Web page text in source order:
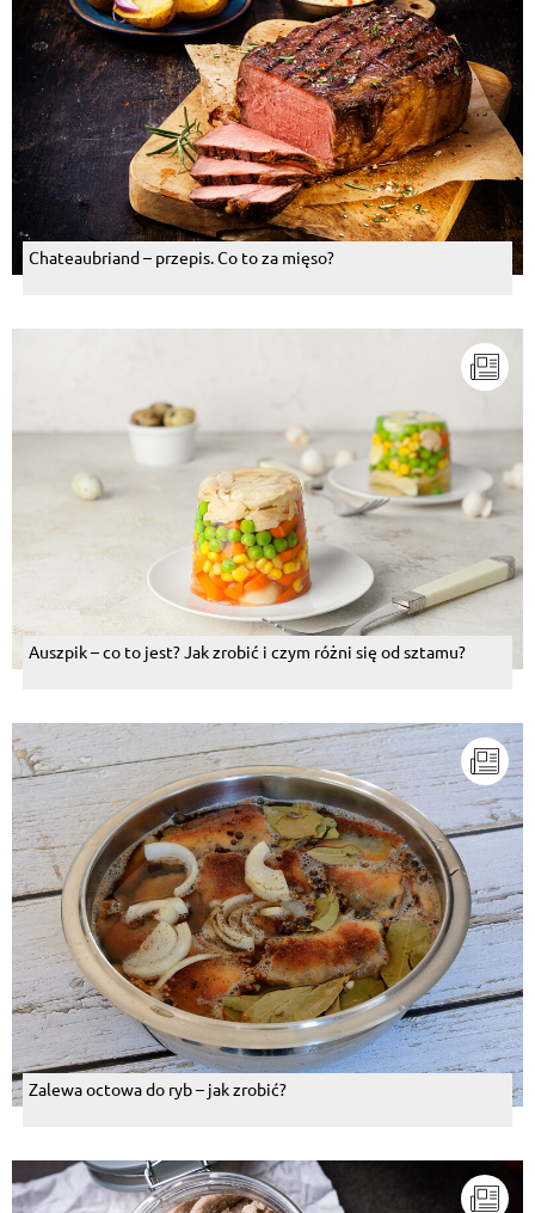
Chateaubriand – przepis. Co to za mięso?
Auszpik – co to jest? Jak zrobić i czym różni się od sztamu?
Zalewa octowa do ryb – jak zrobić?